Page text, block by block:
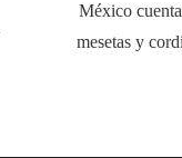
México
mesetas y